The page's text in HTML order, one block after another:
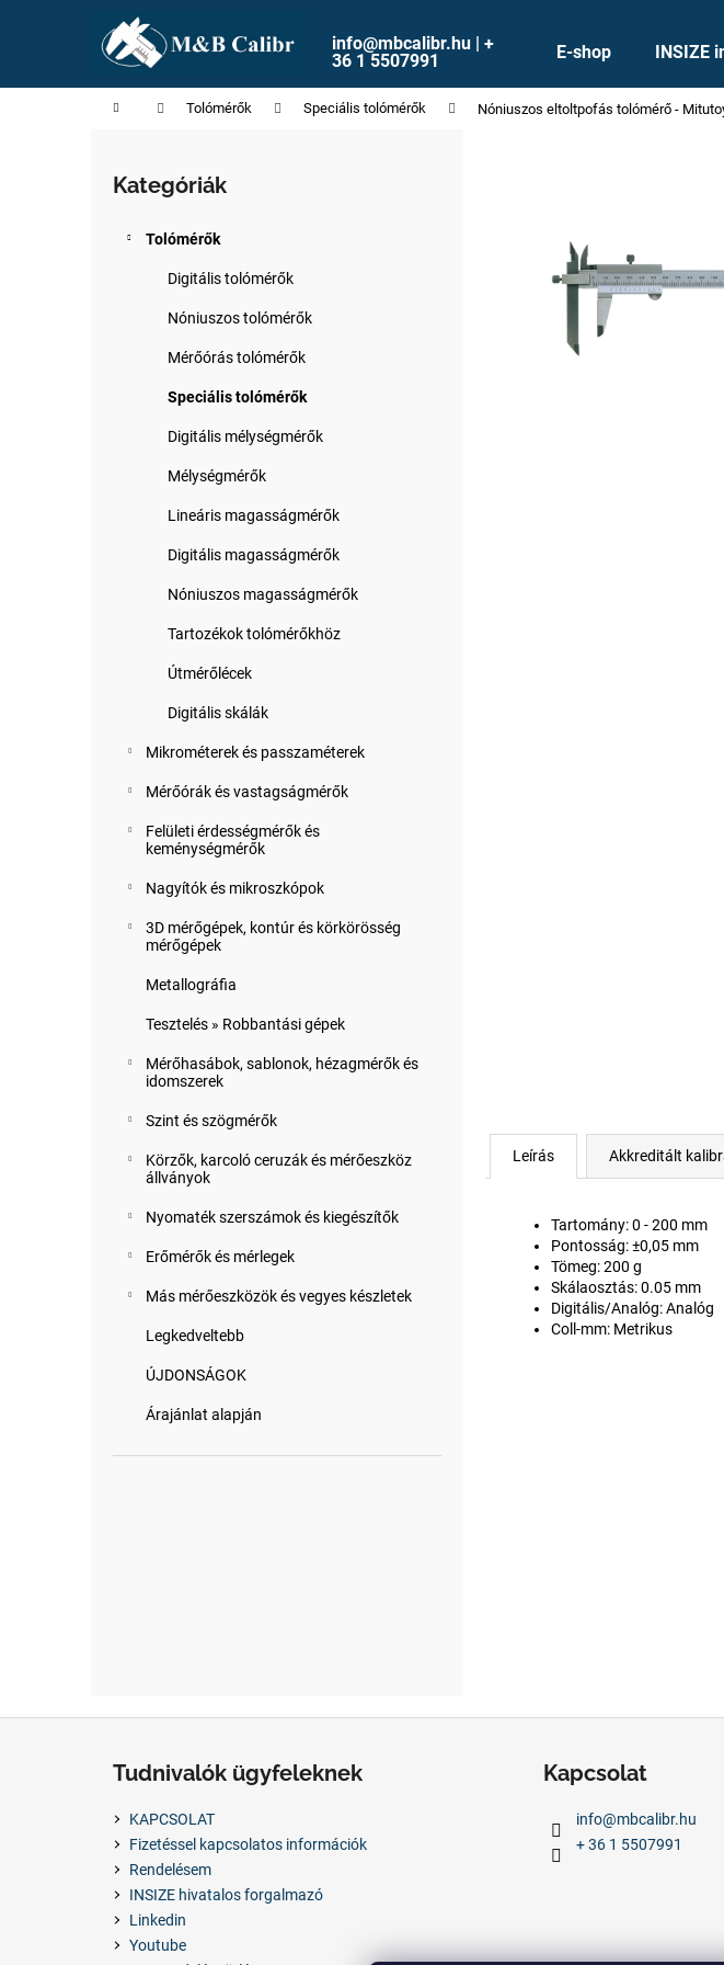
info@mbcalibr.hu | +
36 1 5507991
E-shop INSIZE
KezdőlapTolómérők Speciális tolómérők Nóniuszos eltoltpofás tolómérő -
Kategóriák
átugrása
Kategóriák
Tolómérők
Digitális tolómérők
Nóniuszos tolómérők
Mérőórás tolómérők
Speciális tolómérők
Digitális mélységmérők
Mélységmérők
Lineáris magasságmérők
Digitális magasságmérők
Nóniuszos magasságmérők
Tartozékok tolómérőkhöz
Útmérőlécek
Digitális skálák
Mikrométerek és passzaméterek
Mérőórák és vastagságmérők
Felületi érdességmérők és
keménységmérők
Nagyítók és mikroszkópok
3D mérőgépek, kontúr és körkörösség
mérőgépek
Metallográfia
Tesztelés » Robbantási gépek
Mérőhasábok, sablonok, hézagmérők és
idomszerek
Szint és szögmérők
Körzők, karcoló ceruzák és mérőeszköz
állványok
Nyomaték szerszámok és kiegészítők
Erőmérők és mérlegek
Más mérőeszközök és vegyes készletek
Legkedveltebb
ÚJDONSÁGOK
Árajánlat alapján
Leírás Akkreditált
Tartomány: 0 - 200 mm
Pontosság: ±0,05 mm
Tömeg: 200 g
Skálaosztás: 0.05 mm
Digitális/Analóg: Analóg
Coll-mm: Metrikus
á
Vissza
a boltba
Vissza
a boltba
Mit keres?
Ajánljuk
Tudnivalók ügyfeleknek
KAPCSOLAT
Fizetéssel kapcsolatos információk
Rendelésem
INSIZE hivatalos forgalmazó
Linkedin
Youtube
Kapcsolat
info@mbcalibr.hu
+ 36 1 5507991